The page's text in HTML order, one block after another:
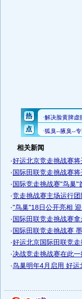
相关新闻
·好运北京竞走挑战赛将
·国际田联竞走挑战赛将
·国际竞走挑战赛"鸟巢"
·竞走挑战赛主场运行团
·"鸟巢"18日公开亮相
·国际田联竞走挑战赛
·国际田联竞走挑战赛
·好运北京国际田联竞
·决战竞走挑战赛在此
·鸟巢明年4月启用 好